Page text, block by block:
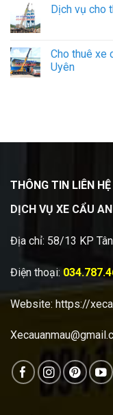
Dịch vụ cho
Cho thuê xe
Uyên
THÔNG TIN LIÊN HỆ
DỊCH VỤ XE CẨU
Địa chỉ: 58/13 KP
Điện thoại:
Website: https://